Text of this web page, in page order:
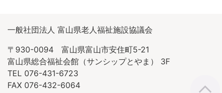
一般社団法人 富山県老人福祉施設協議会
〒930-0094 富山県富山市安住町5-21
富山県総合福祉会館（サンシップとやま） 3F
TEL 076-431-6723
FAX 076-432-6064